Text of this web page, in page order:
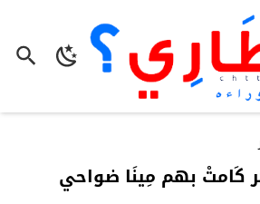
كَامتْ بهم مِينَا ضواحي